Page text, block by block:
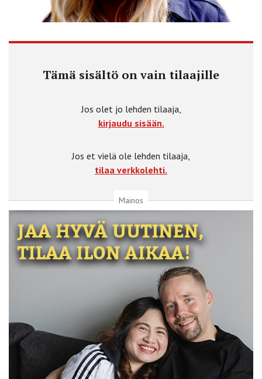
Tämä sisältö on vain tilaajille
Jos olet jo lehden tilaaja,
kirjaudu sisään.
Jos et vielä ole lehden tilaaja,
tilaa verkkolehti.
Mainos